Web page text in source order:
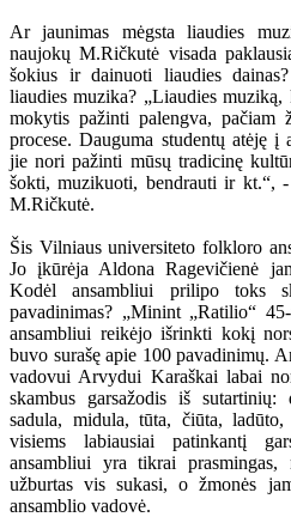
Ar jaunimas mėgsta liaudies
naujokų M.Ričkutė visada
šokius ir dainuoti liaudies
liaudies muzika? „Liaudies
mokytis pažinti palengva, pačiam
procese. Dauguma studentų atėję į
jie nori pažinti mūsų tradicinę
šokti, muzikuoti, bendrauti ir kt.“,
M.Ričkutė.
Šis Vilniaus universiteto folkloro
Jo įkūrėja Aldona Ragevičienė
Kodėl ansambliui prilipo toks
pavadinimas? „Minint „Ratilio“
ansambliui reikėjo išrinkti kokį
buvo surašę apie 100 pavadinimų.
vadovui Arvydui Karaškai labai
skambus garsažodis iš
sadula, midula, tūta, čiūta,
visiems labiausiai patinkantį
ansambliui yra tikrai
užburtas vis sukasi, o žmonės
ansamblio vadovė.